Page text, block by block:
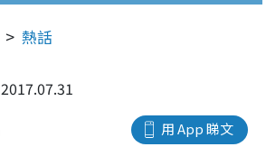
熱話
2017.07.31
用 App 睇文